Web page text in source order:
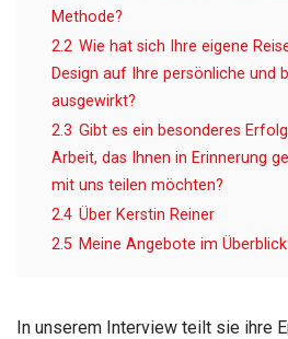
Methode?
2.2 Wie hat sich Ihre eigene
Design auf Ihre persönliche und
ausgewirkt?
2.3 Gibt es ein besonderes
Arbeit, das Ihnen in Erinnerung
mit uns teilen möchten?
2.4 Über Kerstin Reiner
2.5 Meine Angebote im Überblick:
In unserem Interview teilt sie ihre